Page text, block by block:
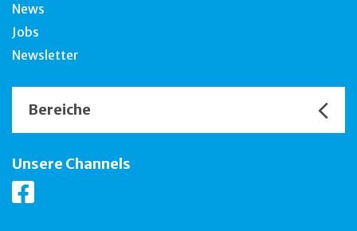
News
Jobs
Newsletter
Bereiche
Unsere Channels